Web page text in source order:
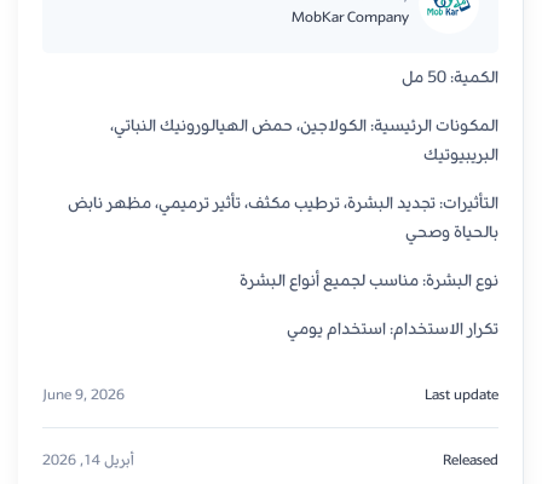
MobKar Company
الكمية: 50 مل
المكونات الرئيسية: الكولاجين، حمض الهيالورونيك النباتي،
البريبيوتيك
التأثيرات: تجديد البشرة، ترطيب مكثف، تأثير ترميمي، مظهر نابض
بالحياة وصحي
نوع البشرة: مناسب لجميع أنواع البشرة
تكرار الاستخدام: استخدام يومي
Last update
June 9, 2026
Released أبريل 14, 2026